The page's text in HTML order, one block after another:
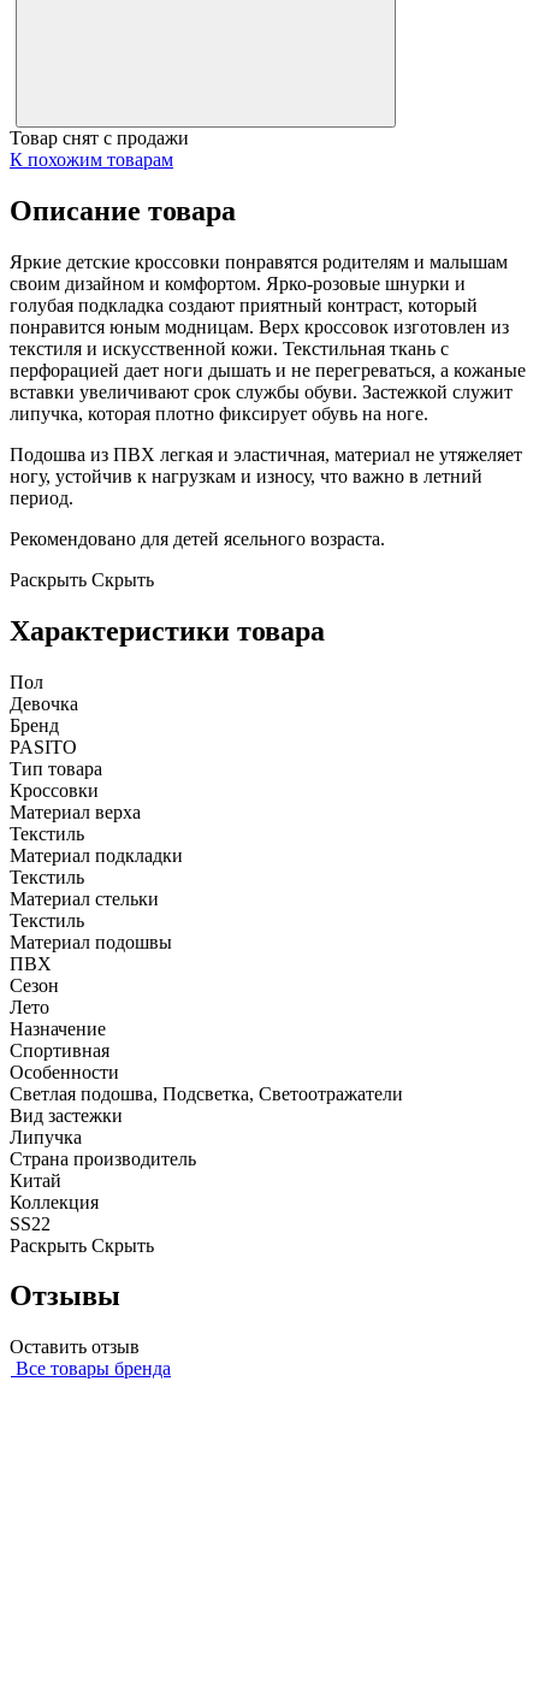
Товар снят с продажи
К похожим товарам
Описание товара
Яркие детские кроссовки понравятся родителям и малышам
своим дизайном и комфортом. Ярко-розовые шнурки и
голубая подкладка создают приятный контраст, который
понравится юным модницам. Верх кроссовок изготовлен из
текстиля и искусственной кожи. Текстильная ткань с
перфорацией дает ноги дышать и не перегреваться, а кожаные
вставки увеличивают срок службы обуви. Застежкой служит
липучка, которая плотно фиксирует обувь на ноге.
Подошва из ПВХ легкая и эластичная, материал не утяжеляет
ногу, устойчив к нагрузкам и износу, что важно в летний
период.
Рекомендовано для детей ясельного возраста.
Раскрыть Скрыть
Характеристики товара
Пол
Девочка
Бренд
PASITO
Тип товара
Кроссовки
Материал верха
Текстиль
Материал подкладки
Текстиль
Материал стельки
Текстиль
Материал подошвы
ПВХ
Сезон
Лето
Назначение
Спортивная
Особенности
Светлая подошва, Подсветка, Светоотражатели
Вид застежки
Липучка
Страна производитель
Китай
Коллекция
SS22
Раскрыть Скрыть
Отзывы
Оставить отзыв
Все товары бренда